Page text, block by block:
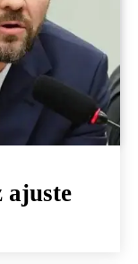
ajuste